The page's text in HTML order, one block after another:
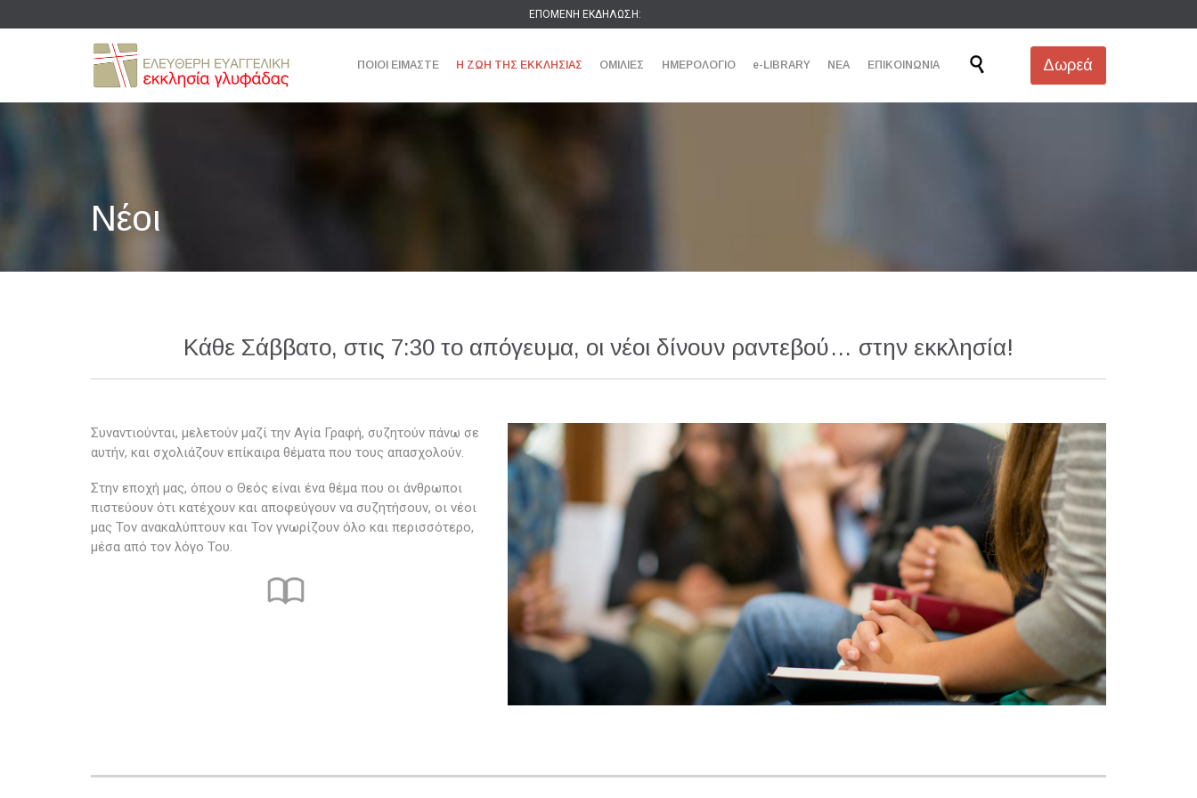
ΕΠΟΜΕΝΗ ΕΚΔΗΛΩΣΗ:
Skip
ΠΟΙΟΙ ΕΙΜΑΣΤΕ Η ΖΩΗ ΤΗΣ ΕΚΚΛΗΣΙΑΣ ΟΜΙΛΙΕΣ ΗΜΕΡΟΛΟΓΙΟ e-LIBRARY ΝΕΑ ΕΠΙΚΟΙΝΩΝΙΑ  Δωρεά
Νέοι
Κάθε Σάββατο, στις 7:30 το απόγευμα, οι νέοι δίνουν ραντεβού… στην εκκλησία!
Συναντιούνται, μελετούν μαζί την Αγία Γραφή, συζητούν πάνω σε
αυτήν, και σχολιάζουν επίκαιρα θέματα που τους απασχολούν.
Στην εποχή μας, όπου ο Θεός είναι ένα θέμα που οι άνθρωποι
πιστεύουν ότι κατέχουν και αποφεύγουν να συζητήσουν, οι νέοι
μας Τον ανακαλύπτουν και Τον γνωρίζουν όλο και περισσότερο,
μέσα από τον λόγο Του.
